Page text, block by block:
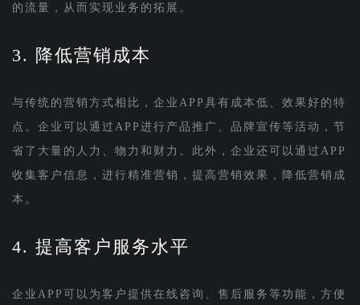
的流量，从而实现业务的拓展。
3. 降低营销成本
与传统的营销方式相比，企业APP具有成本低、效果好的特
点。企业可以通过APP进行产品推广、品牌宣传等活动，节
省了大量的人力、物力和财力。此外，企业还可以通过APP
收集客户信息，进行精准营销，提高营销效果，降低营销成
本。
4. 提高客户服务水平
企业APP可以为客户提供在线咨询、售后服务等功能，方便